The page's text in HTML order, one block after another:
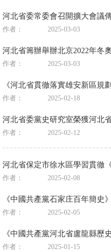
河北省委常委會召開擴大會議
作者： 2025-03-03
河北省籌辦舉辦北京2022年冬
作者： 2025-03-03
《河北省貫徹落實雄安新區
作者： 2025-02-18
河北省委黨史研究室榮獲河北
作者： 2025-02-12
河北省保定市徐水區學習貫徹
作者： 2025-02-08
《中國共產黨石家庄百年簡史
作者： 2025-02-05
《中國共產黨河北省盧龍縣歷
作者： 2025-01-15